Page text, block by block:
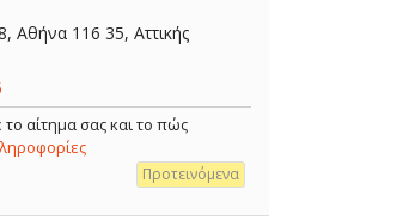
Αθήνα 116 35, Αττικής
αίτημα σας και το πώς
Προτεινόμενα